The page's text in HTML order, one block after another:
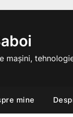
mașini,
mine